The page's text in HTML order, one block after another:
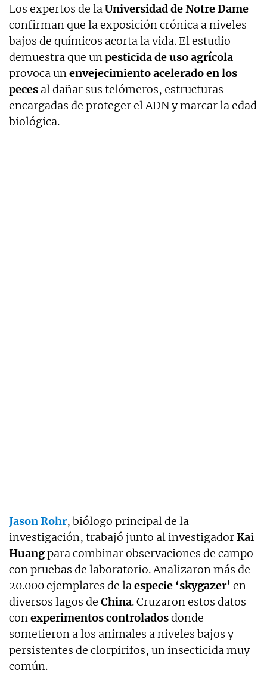
Los expertos de laUniversidad de Notre Dame
confirman que la exposición crónica a niveles
bajos de químicos acorta la vida. El estudio
demuestra que unpesticida de uso agrícola
provoca unenvejecimiento acelerado en los
peces al dañar sus telómeros, estructuras
encargadas de proteger el ADN y marcar la edad
biológica.
Jason Rohr, biólogo principal de la
investigación, trabajó junto al investigadorKai
Huangpara combinar observaciones de campo
con pruebas de laboratorio. Analizaron más de
20.000 ejemplares de laespecie ‘skygazer’ en
diversos lagos de China. Cruzaron estos datos
conexperimentos controladosdonde
sometieron a los animales a niveles bajos y
persistentes de clorpirifos, un insecticida muy
común.